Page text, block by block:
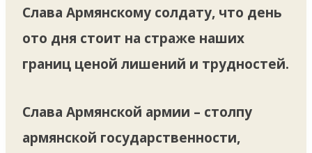
Слава Армянскому солдату, что день
ото дня стоит на страже наших
границ ценой лишений и трудностей.
Слава Армянской армии – столпу
армянской государственности,